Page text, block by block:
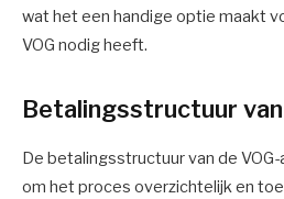
wat het een handige optie maakt
VOG nodig heeft.
Betalingsstructuur van
De betalingsstructuur van de
om het proces overzichtelijk en